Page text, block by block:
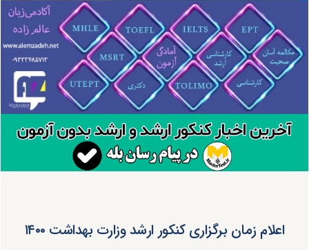
اعلام زمان برگزاری کنکور ارشد وزارت بهداشت ۱۴۰۰